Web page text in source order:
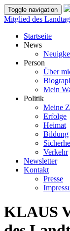
Toggle navigation
Mitglied des
Startseite
News
Person
Über
Mein
Politik
Meine
Erfolge
Heimat
Bildung
Verkehr
Newsletter
Kontakt
Presse
KLAUS